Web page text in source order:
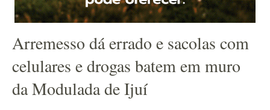
Arremesso dá errado e sacolas com
celulares e drogas batem em muro
da Modulada de Ijuí